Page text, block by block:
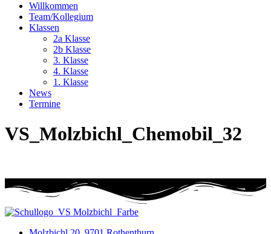
Willkommen
Team/Kollegium
Klassen
2a Klasse
2b Klasse
3. Klasse
4. Klasse
1. Klasse
News
Termine
VS_Molzbichl_Chemobil_32